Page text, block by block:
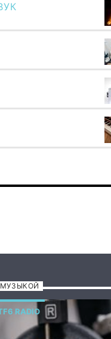
потрясать всего
RADIO